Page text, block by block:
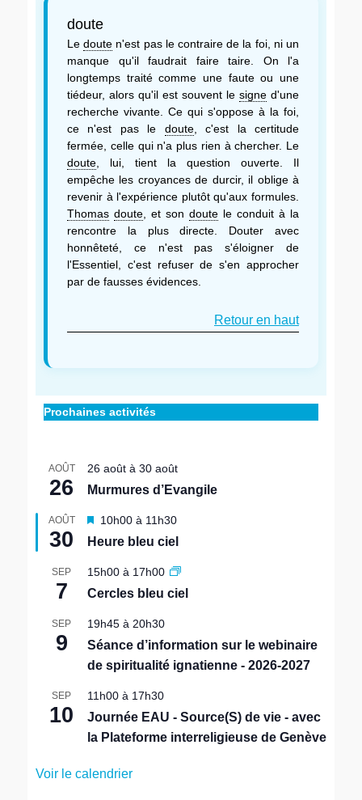
doute
Ledoute n'est pas le contraire de la foi, ni un
manque qu'il faudrait faire taire. On l'a
longtemps traité comme une faute ou une
tiédeur, alors qu'il est souvent le signe d'une
recherche vivante. Ce qui s'oppose à la foi,
ce n'est pas le doute, c'est la certitude
fermée, celle qui n'a plus rien à chercher. Le
doute , lui, tient la question ouverte. Il
empêche les croyances de durcir, il oblige à
revenir à l'expérience plutôt qu'aux formules.
Thomas doute , et son doute le conduit à la
rencontre la plus directe. Douter avec
honnêteté, ce n'est pas s'éloigner de
l'Essentiel, c'est refuser de s'en approcher
par de fausses évidences.
Retour en haut
Prochaines activités
AOÛT
26
26 août à 30 août
Murmures d’Evangile
AOÛT
30
M
s
e
a
a
n
10h00 à 11h30
Heure bleu ciel
SEP
7
15h00 à 17h00
Cercles bleu ciel
SEP
9
19h45 à 20h30
Séance d’information sur le webinaire
de spiritualité ignatienne - 2026-2027
SEP
10
11h00 à 17h30
Journée EAU - Source(S) de vie - avec
la Plateforme interreligieuse de Genève
Voir le calendrier